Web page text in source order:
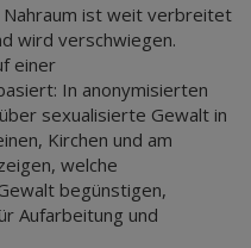
Nahraum ist weit verbreitet
wird verschwiegen.
einer
In anonymisierten
sexualisierte Gewalt in
Kirchen und am
welche
begünstigen,
Aufarbeitung und